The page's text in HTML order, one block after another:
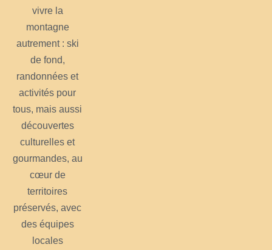
vivre la
montagne
autrement : ski
de fond,
randonnées et
activités pour
tous, mais aussi
découvertes
culturelles et
gourmandes, au
cœur de
territoires
préservés, avec
des équipes
locales